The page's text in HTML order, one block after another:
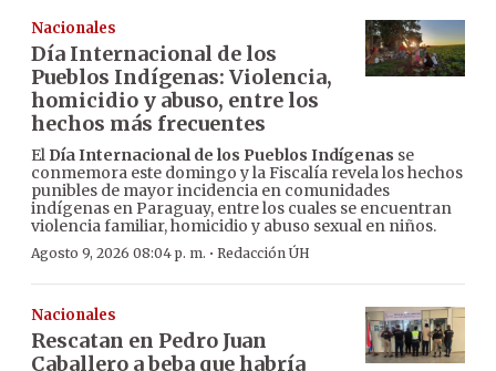
Nacionales
Día Internacional de los
Pueblos Indígenas: Violencia,
homicidio y abuso, entre los
hechos más frecuentes
El Día Internacional de los Pueblos Indígenas se
conmemora este domingo y la Fiscalía revela los hechos
punibles de mayor incidencia en comunidades
indígenas en Paraguay, entre los cuales se encuentran
violencia familiar, homicidio y abuso sexual en niños.
Agosto 9, 2026 08:04 p. m. · Redacción ÚH
Nacionales
Rescatan en Pedro Juan
Caballero a beba que habría